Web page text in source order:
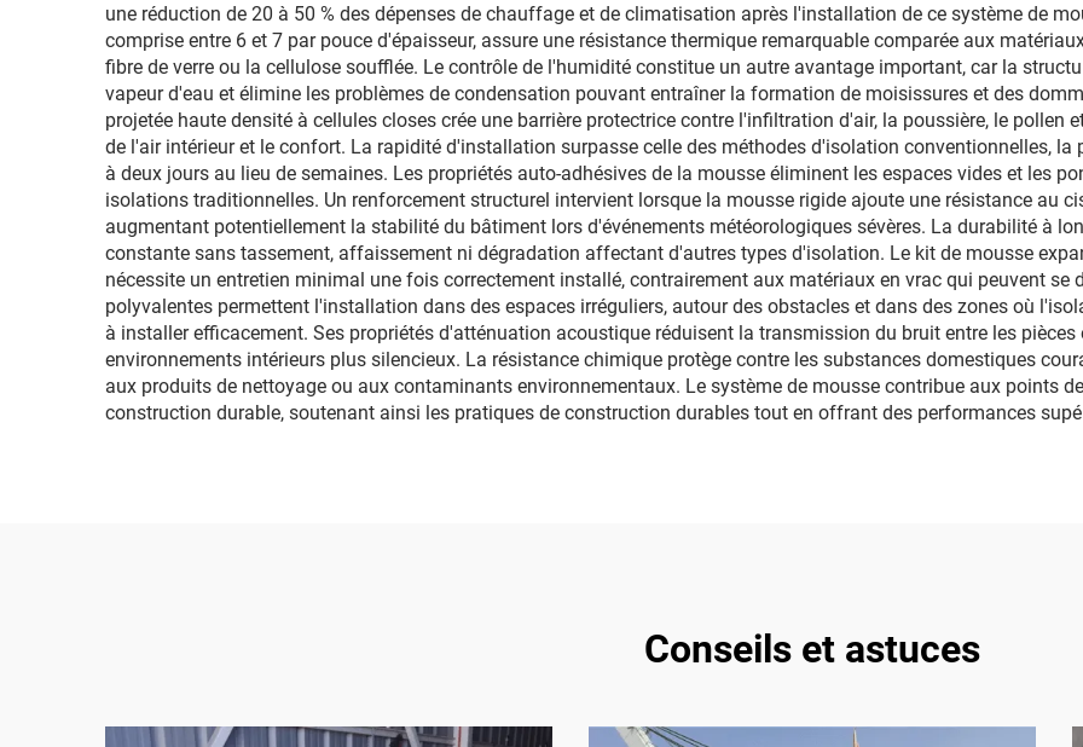
une réduction de 20 à 50 % des dépenses de chauffage et de climatisation après l'installation de ce système de
comprise entre 6 et 7 par pouce d'épaisseur, assure une résistance thermique remarquable comparée aux
fibre de verre ou la cellulose soufflée. Le contrôle de l'humidité constitue un autre avantage important, car la
vapeur d'eau et élimine les problèmes de condensation pouvant entraîner la formation de moisissures et des
projetée haute densité à cellules closes crée une barrière protectrice contre l'infiltration d'air, la poussière, le pollen
de l'air intérieur et le confort. La rapidité d'installation surpasse celle des méthodes d'isolation conventionnelles,
à deux jours au lieu de semaines. Les propriétés auto-adhésives de la mousse éliminent les espaces vides et les
isolations traditionnelles. Un renforcement structurel intervient lorsque la mousse rigide ajoute une résistance au
augmentant potentiellement la stabilité du bâtiment lors d'événements météorologiques sévères. La durabilité à
constante sans tassement, affaissement ni dégradation affectant d'autres types d'isolation. Le kit de mousse
nécessite un entretien minimal une fois correctement installé, contrairement aux matériaux en vrac qui peuvent
polyvalentes permettent l'installation dans des espaces irréguliers, autour des obstacles et dans des zones où
à installer efficacement. Ses propriétés d'atténuation acoustique réduisent la transmission du bruit entre les pièces
environnements intérieurs plus silencieux. La résistance chimique protège contre les substances domestiques
aux produits de nettoyage ou aux contaminants environnementaux. Le système de mousse contribue aux points
construction durable, soutenant ainsi les pratiques de construction durables tout en offrant des performances
Conseils et astuces